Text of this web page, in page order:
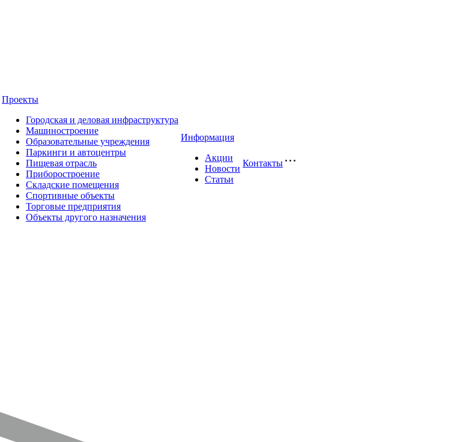
Проекты
Городская и деловая инфраструктура
Машиностроение
Образовательные учреждения
Паркинги и автоцентры
Пищевая отрасль
Приборостроение
Складские помещения
Спортивные объекты
Торговые предприятия
Объекты другого назначения
Информация
Акции
Новости
Статьи
Контакты